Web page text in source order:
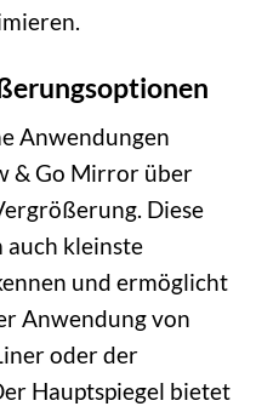
Anwendungen
& Go Mirror über
Diese
auch kleinste
und ermöglicht
Anwendung von
oder der
Hauptspiegel bietet